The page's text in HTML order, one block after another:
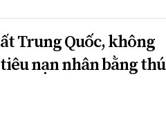
Trung Quốc, không
nạn nhân bằng thú